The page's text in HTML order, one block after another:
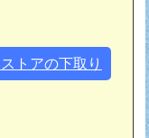
トアの下取り